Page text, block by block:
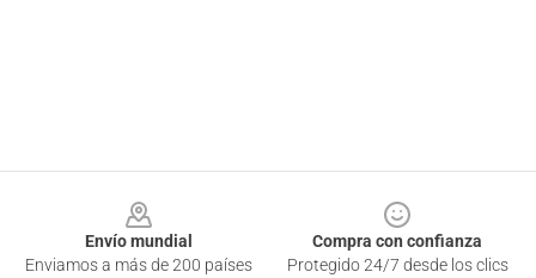
Envío mundial
Enviamos a más de 200 países
Compra con confianza
Protegido 24/7 desde los clics